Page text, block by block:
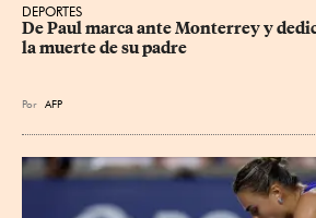
DEPORTES
De Paul marca ante Monterrey y
la muerte de su padre
Por AFP